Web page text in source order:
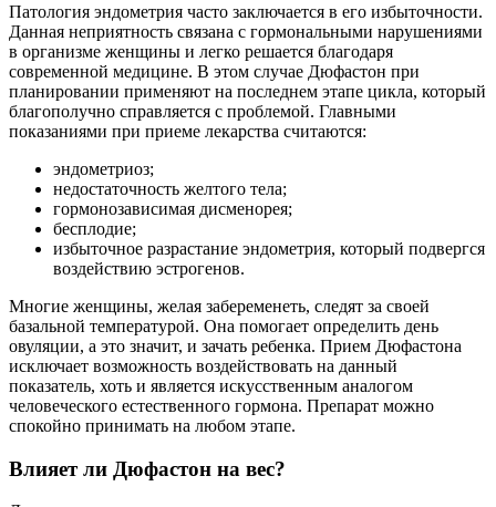
Патология эндометрия часто заключается в его избыточности.
Данная неприятность связана с гормональными нарушениями
в организме женщины и легко решается благодаря
современной медицине. В этом случае Дюфастон при
планировании применяют на последнем этапе цикла, который
благополучно справляется с проблемой. Главными
показаниями при приеме лекарства считаются:
эндометриоз;
недостаточность желтого тела;
гормонозависимая дисменорея;
бесплодие;
избыточное разрастание эндометрия, который подвергся
воздействию эстрогенов.
Многие женщины, желая забеременеть, следят за своей
базальной температурой. Она помогает определить день
овуляции, а это значит, и зачать ребенка. Прием Дюфастона
исключает возможность воздействовать на данный
показатель, хоть и является искусственным аналогом
человеческого естественного гормона. Препарат можно
спокойно принимать на любом этапе.
Влияет ли Дюфастон на вес?